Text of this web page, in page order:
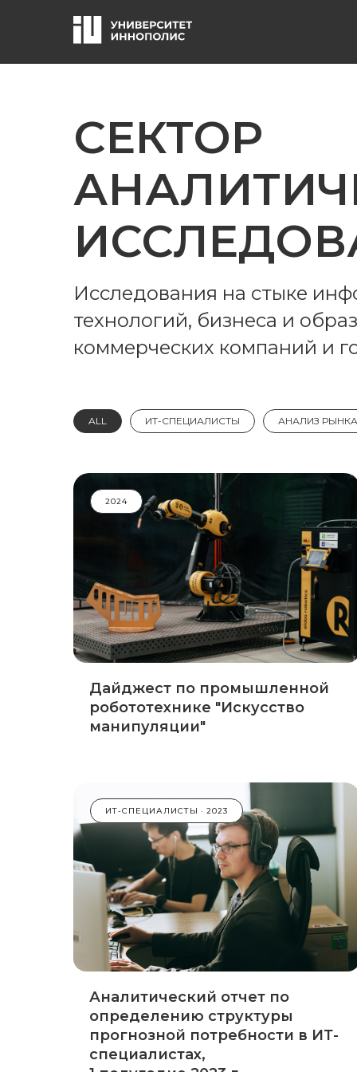
СЕКТОР
Исследования на стыке
технологий, бизнеса и
коммерческих компаний и
ALL ИТ-СПЕЦИАЛИСТЫ АНАЛИЗ РЫНКА
2024
Дайджест по промышленной
робототехнике "Искусство
манипуляции"
ИТ-СПЕЦИАЛИСТЫ 2023
Аналитический отчет по
определению структуры
прогнозной потребности в ИТ-
специалистах,